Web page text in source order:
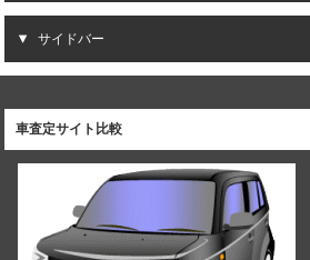
サイドバー
車査定サイト比較